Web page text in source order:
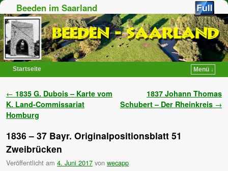
Beeden im Saarland
Startseite
Menü ↓
Artikelnavigation
← 1835 G. Dubois – Karte vom
K. Land-Commissariat
Homburg
1837 Johann Thomas
Schubert – Der Rheinkreis →
1836 – 37 Bayr. Originalpositionsblatt 51
Zweibrücken
Veröffentlicht am 4. Juni 2017 von wecapp